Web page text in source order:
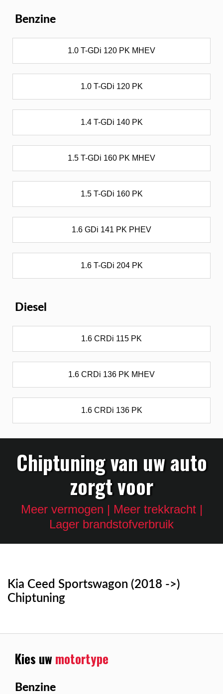
Benzine
1.0 T-GDi 120 PK MHEV
1.0 T-GDi 120 PK
1.4 T-GDi 140 PK
1.5 T-GDi 160 PK MHEV
1.5 T-GDi 160 PK
1.6 GDi 141 PK PHEV
1.6 T-GDi 204 PK
Diesel
1.6 CRDi 115 PK
1.6 CRDi 136 PK MHEV
1.6 CRDi 136 PK
Chiptuning van uw auto
zorgt voor
Meer vermogen | Meer trekkracht |
Lager brandstofverbruik
Kia Ceed Sportswagon (2018 ->)
Chiptuning
Kies uwmotortype
Benzine